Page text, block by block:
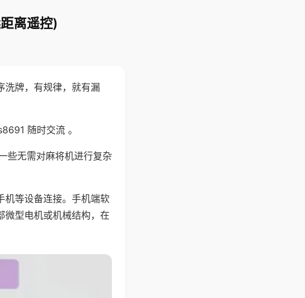
离遥控)
洗牌，有规律，就有漏
随时交流 。
些无需对麻将机进行复杂
机等设备连接。手机端软
微型电机或机械结构，在